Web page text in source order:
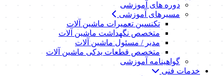
دوره های آموزشی
مسیرهای آموزشی
تکنسین تعمیرات ماشین آلات
متخصص نگهداشت ماشین آلات
مدیر / مسئول ماشین آلات
متخصص قطعات یدکی ماشین آلات
گواهینامه آموزشی
خدمات فنی